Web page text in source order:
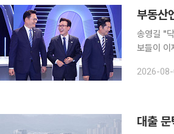
부동산
송영길 "닥
보들이 이
2차 방송
2026-
대출